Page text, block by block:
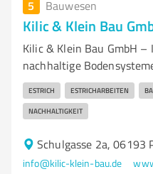
5 Bauwesen
Kilic & Klein Bau
Kilic & Klein Bau GmbH
nachhaltige
ESTRICH ESTRICHARBEITEN
NACHHALTIGKEIT
Schulgasse 2a, 06193
info@kilic-klein-bau.de